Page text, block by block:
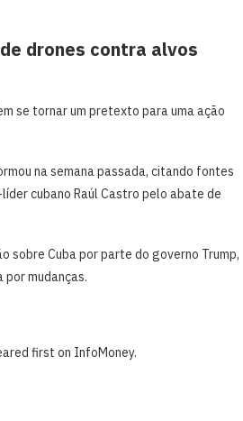
drones contra alvos
se tornar um pretexto para uma ação
na semana passada, citando fontes
cubano Raúl Castro pelo ​abate de
sobre Cuba por parte do governo Trump,
mudanças.
first on InfoMoney.